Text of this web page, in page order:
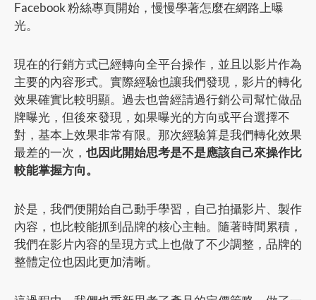
Facebook 粉絲專頁開始，慢慢學著怎麼在網路上曝
光。
現在的行銷方式已經轉向全平台操作，並且以影片作為
主要的內容形式。實際經驗也讓我們發現，影片的轉化
效果確實比較明顯。過去也曾經請過行銷公司幫忙做品
牌曝光，但後來發現，如果曝光的方向或平台選擇不
對，基本上效果非常有限。那次經驗算是我們轉化效果
最差的一次， 也因此開始思考是不是應該自己來操作比
較能掌握方向。
於是，我們便開始自己動手學習，自己拍攝影片、製作
內容，也比較能抓到品牌的核心主軸。隨著時間累積，
我們在影片內容的呈現方式上也做了不少調整，品牌的
整體定位也因此更加清晰。